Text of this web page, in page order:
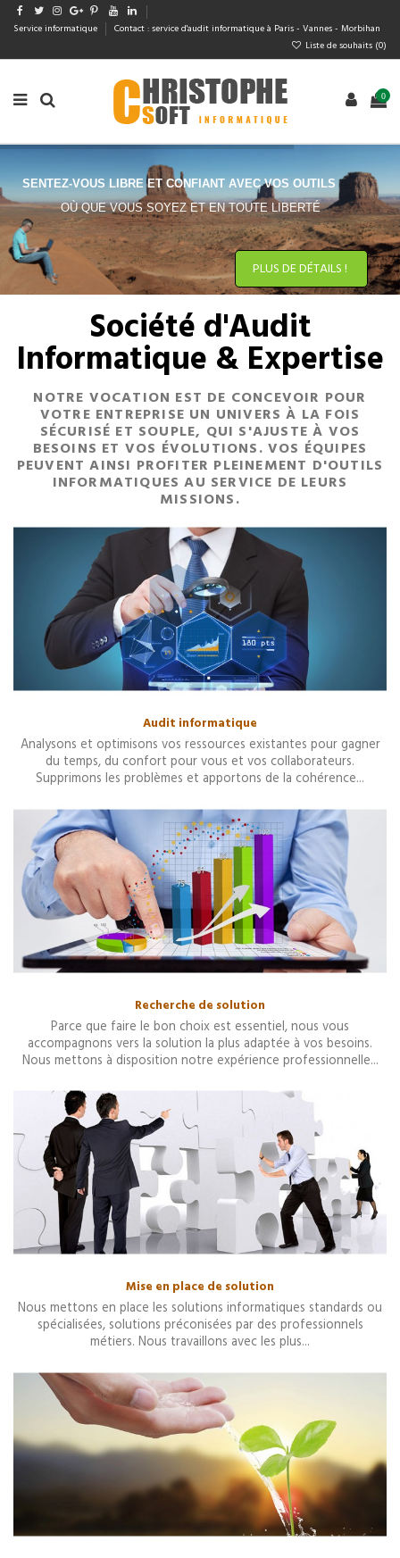
Service informatique
Contact : service d'audit informatique à Paris - Vannes - Morbihan
Liste de souhaits (0)
0
PLUS DE DÉTAILS !
S ENTEZ-VOUS L BRE ET CON F ANT AVEC VOS OUT LS
OÙ QUE VOUS SOYEZ ET EN TOUTE LIBERTÉ
Société d'Audit
Informatique & Expertise
NOTRE VOCATION EST DE CONCEVOIR POUR
VOTRE ENTREPRISE UN UNIVERS À LA FOIS
SÉCURISÉ ET SOUPLE, QUI S'AJUSTE À VOS
BESOINS ET VOS ÉVOLUTIONS. VOS ÉQUIPES
PEUVENT AINSI PROFITER PLEINEMENT D'OUTILS
INFORMATIQUES AU SERVICE DE LEURS
MISSIONS.
Audit informatique
Analysons et optimisons vos ressources existantes pour gagner
du temps, du confort pour vous et vos collaborateurs.
Supprimons les problèmes et apportons de la cohérence...
Recherche de solution
Parce que faire le bon choix est essentiel, nous vous
accompagnons vers la solution la plus adaptée à vos besoins.
Nous mettons à disposition notre expérience professionnelle...
Mise en place de solution
Nous mettons en place les solutions informatiques standards ou
spécialisées, solutions préconisées par des professionnels
métiers. Nous travaillons avec les plus...